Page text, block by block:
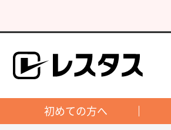
初めての方へ